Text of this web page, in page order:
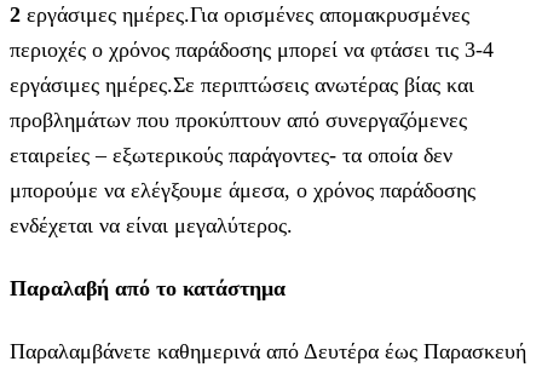
2 εργάσιμες ημέρες.Για ορισμένες απομακρυσμένες
περιοχές ο χρόνος παράδοσης μπορεί να φτάσει τις 3-4
εργάσιμες ημέρες.Σε περιπτώσεις ανωτέρας βίας και
προβλημάτων που προκύπτουν από συνεργαζόμενες
εταιρείες – εξωτερικούς παράγοντες- τα οποία δεν
μπορούμε να ελέγξουμε άμεσα, ο χρόνος παράδοσης
ενδέχεται να είναι μεγαλύτερος.
Παραλαβή από το κατάστημα
Παραλαμβάνετε καθημερινά από Δευτέρα έως Παρασκευή